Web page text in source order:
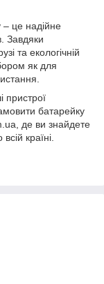
це надійне
Завдяки
та екологічній
як для
пристрої
батарейку
, де ви знайдете
країні.